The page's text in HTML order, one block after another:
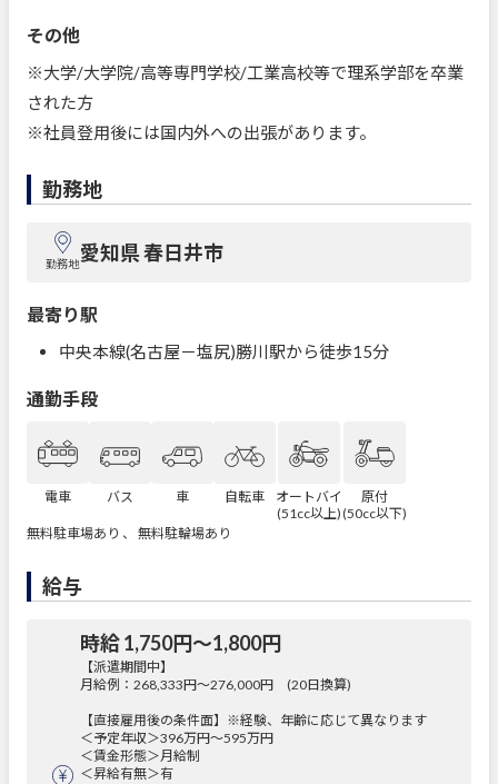
その他
※大学/大学院/高等専門学校/工業高校等で理系学部を卒業
された方
※社員登用後には国内外への出張があります。
勤務地
勤務地愛知県 春日井市
最寄り駅
中央本線(名古屋－塩尻)勝川駅から徒歩15分
通勤手段
電車 バス 車 自転車
オートバイ
(51cc以上)
原付
(50cc以下)
無料駐車場あり 、 無料駐輪場あり
給与
時給 1,750円〜1,800円
【派遣期間中】
月給例：268,333円～276,000円 (20日換算)
【直接雇用後の条件面】※経験、年齢に応じて異なります
＜予定年収＞396万円～595万円
＜賃金形態＞月給制
＜昇給有無＞有